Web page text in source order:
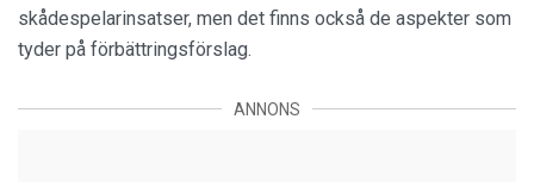
skådespelarinsatser, men det finns också de aspekter som
tyder på förbättringsförslag.
ANNONS